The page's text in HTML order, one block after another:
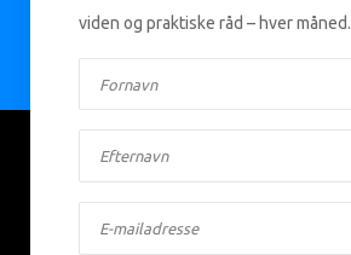
viden og praktiske råd – hver måned.